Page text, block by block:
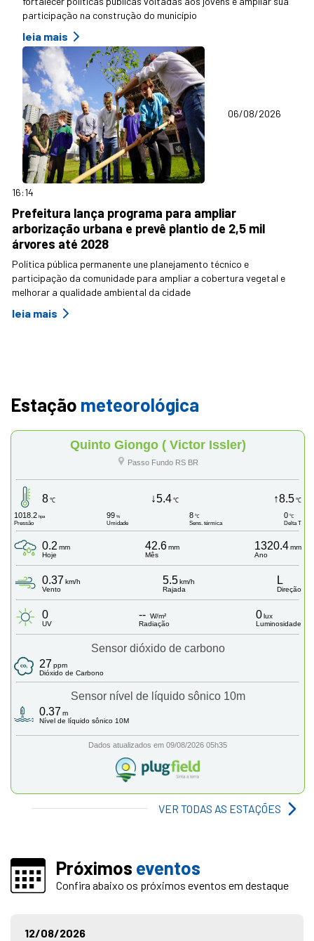
participação na construção do município
leia mais
06/08/2026
16:14
Prefeitura lança programa para ampliar
arborização urbana e prevê plantio de 2,5 mil
árvores até 2028
Política pública permanente une planejamento técnico e
participação da comunidade para ampliar a cobertura vegetal e
melhorar a qualidade ambiental da cidade
leia mais
Estação meteorológica
VER TODAS AS ESTAÇÕES
Próximos eventos
Confira abaixo os próximos eventos em destaque
12/08/2026